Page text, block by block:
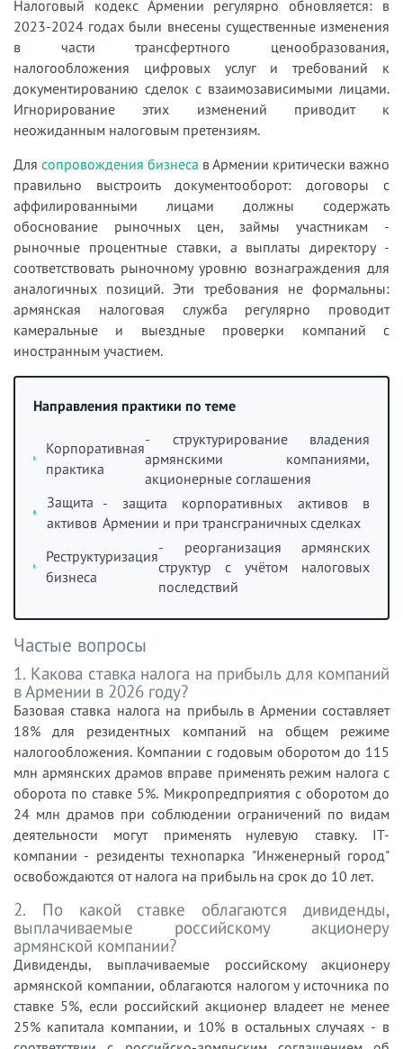
Налоговый кодекс Армении регулярно обновляется: в
2023-2024 годах были внесены существенные изменения
в части трансфертного ценообразования,
налогообложения цифровых услуг и требований к
документированию сделок с взаимозависимыми лицами.
Игнорирование этих изменений приводит к
неожиданным налоговым претензиям.
Для сопровождения бизнеса в Армении критически важно
правильно выстроить документооборот: договоры с
аффилированными лицами должны содержать
обоснование рыночных цен, займы участникам -
рыночные процентные ставки, а выплаты директору -
соответствовать рыночному уровню вознаграждения для
аналогичных позиций. Эти требования не формальны:
армянская налоговая служба регулярно проводит
камеральные и выездные проверки компаний с
иностранным участием.
Направления практики по теме
Корпоративная
практика
- структурирование владения
армянскими компаниями,
акционерные соглашения
Защита
активов
- защита корпоративных активов в
Армении и при трансграничных сделках
Реструктуризация
бизнеса
- реорганизация армянских
структур с учётом налоговых
последствий
Частые вопросы
1. Какова ставка налога на прибыль для компаний
в Армении в 2026 году?
Базовая ставка налога на прибыль в Армении составляет
18% для резидентных компаний на общем режиме
налогообложения. Компании с годовым оборотом до 115
млн армянских драмов вправе применять режим налога с
оборота по ставке 5%. Микропредприятия с оборотом до
24 млн драмов при соблюдении ограничений по видам
деятельности могут применять нулевую ставку. IT-
компании - резиденты технопарка "Инженерный город"
освобождаются от налога на прибыль на срок до 10 лет.
2. По какой ставке облагаются дивиденды,
выплачиваемые российскому акционеру
армянской компании?
Дивиденды, выплачиваемые российскому акционеру
армянской компании, облагаются налогом у источника по
ставке 5%, если российский акционер владеет не менее
25% капитала компании, и 10% в остальных случаях - в